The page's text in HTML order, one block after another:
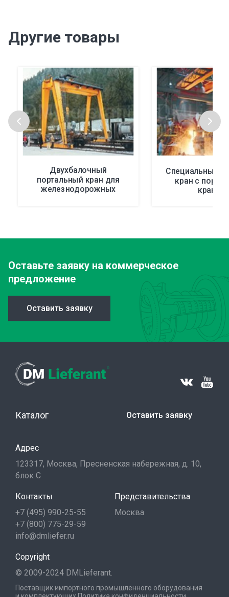
Другие товары
Двухбалочный
портальный кран для
железнодорожных
Специальный
кран с
краном
Оставьте заявку на коммерческое
предложение
Оставить заявку
Каталог Оставить заявку
Адрес
123317, Москва, Пресненская набережная, д. 10,
блок С
Контакты
+7 (495) 990-25-55
+7 (800) 775-29-59
info@dmliefer.ru
Представительства
Москва
Copyright
© 2009-2024 DMLieferant.
Поставщик импортного промышленного оборудования